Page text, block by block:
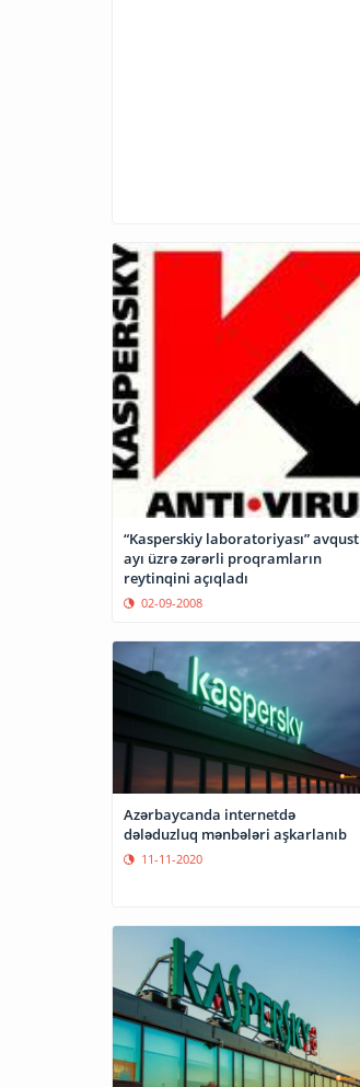
“Kasperskiy laboratoriyası” avqust
ayı üzrə zərərli proqramların
reytinqini açıqladı
02-09-2008
Azərbaycanda internetdə
dələduzluq mənbələri aşkarlanıb
11-11-2020